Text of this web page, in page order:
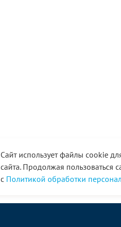
Сайт использует файлы cookie
сайта. Продолжая пользоваться
с Политикой обработки